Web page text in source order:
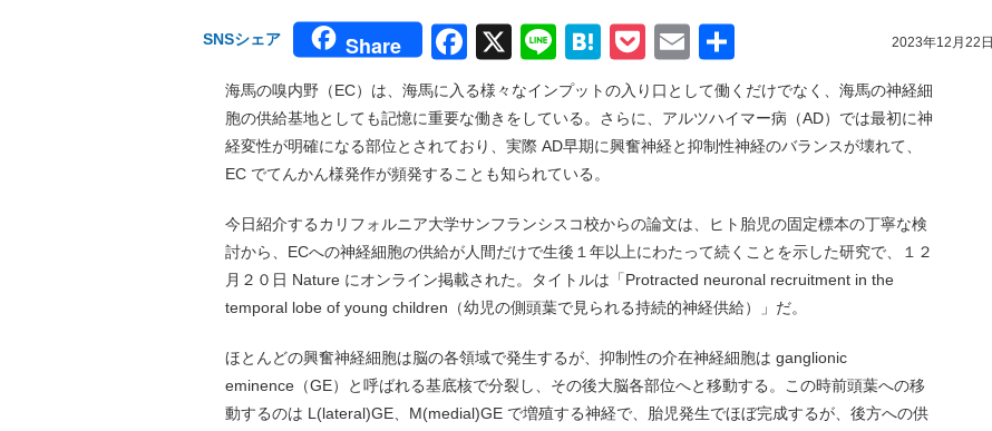
2023年12月22日
SNSシェア Share Facebook
X LineHatena
Pocket
Email
有
海馬の嗅内野（EC）は、海馬に入る様々なインプットの入り口として働くだけでなく、海馬の神経細
胞の供給基地としても記憶に重要な働きをしている。さらに、アルツハイマー病（AD）では最初に神
経変性が明確になる部位とされており、実際 AD早期に興奮神経と抑制性神経のバランスが壊れて、
EC でてんかん様発作が頻発することも知られている。
今日紹介するカリフォルニア大学サンフランシスコ校からの論文は、ヒト胎児の固定標本の丁寧な検
討から、ECへの神経細胞の供給が人間だけで生後１年以上にわたって続くことを示した研究で、１２
月２０日 Nature にオンライン掲載された。タイトルは「Protracted neuronal recruitment in the
temporal lobe of young children（幼児の側頭葉で見られる持続的神経供給）」だ。
ほとんどの興奮神経細胞は脳の各領域で発生するが、抑制性の介在神経細胞は ganglionic
eminence（GE）と呼ばれる基底核で分裂し、その後大脳各部位へと移動する。この時前頭葉への移
動するのは L(lateral)GE、M(medial)GE で増殖する神経で、胎児発生でほぼ完成するが、後方への供